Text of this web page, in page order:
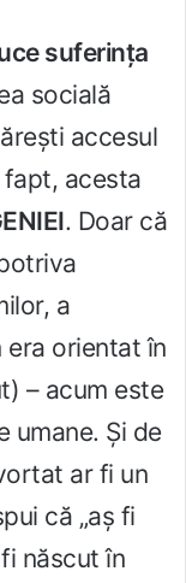
suferința
socială
accesul
acesta
. Doar că
a
orientat în
– acum este
umane. Și de
ar fi un
că „aș fi
născut în